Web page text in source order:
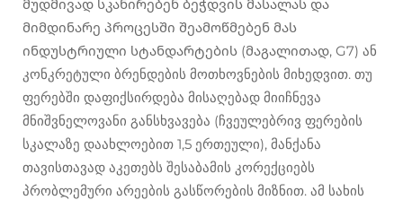
მუდმივად სკანირებენ ბეჭდვის მასალას და
მიმდინარე პროცესში შეამოწმებენ მას
ინდუსტრიული სტანდარტების (მაგალითად, G7) ან
კონკრეტული ბრენდების მოთხოვნების მიხედვით. თუ
ფერებში დაფიქსირდება მისაღებად მიიჩნევა
მნიშვნელოვანი განსხვავება (ჩვეულებრივ ფერების
სკალაზე დაახლოებით 1,5 ერთეული), მანქანა
თავისთავად აკეთებს შესაბამის კორექციებს
პრობლემური არეების გასწორების მიზნით. ამ სახის